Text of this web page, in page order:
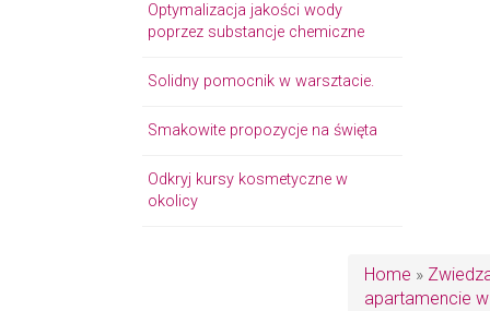
Optymalizacja jakości wody
poprzez substancje chemiczne
Solidny pomocnik w warsztacie.
Smakowite propozycje na święta
Odkryj kursy kosmetyczne w
okolicy
Home »
apartamencie